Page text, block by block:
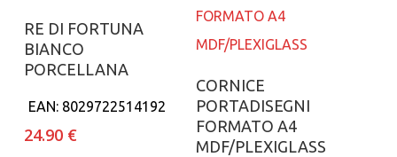
Aggiungi al carrello
RE DI FORTUNA
BIANCO
PORCELLANA
EAN: 8029722514192
24.90 €
Aggiungi al carrello
CORNICE
PORTADISEGNI
FORMATO A4
MDF/PLEXIGLASS